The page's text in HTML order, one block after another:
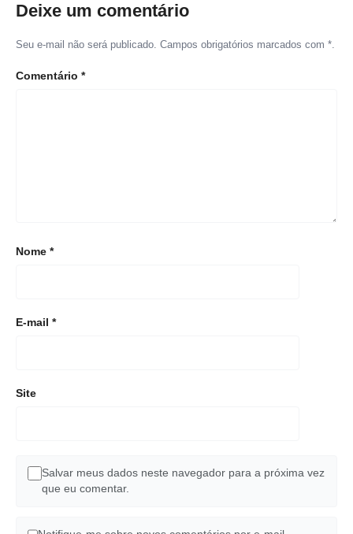
Deixe um comentário
Seu e-mail não será publicado. Campos obrigatórios marcados com *.
Comentário *
Nome *
E-mail *
Site
Salvar meus dados neste navegador para a próxima vez
que eu comentar.